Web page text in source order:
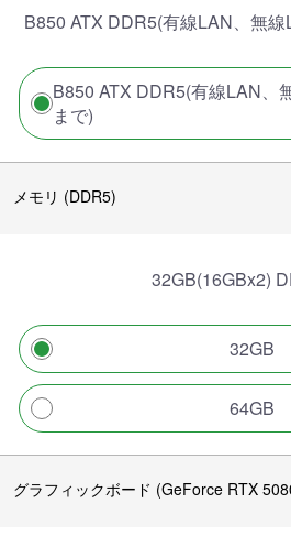
B850 ATX DDR5(有線LAN、無
B850 ATX DDR5(有線LAN、
まで)
メモリ (DDR5)
32GB(16GBx2)
32GB
64GB
グラフィックボード (GeForce RTX